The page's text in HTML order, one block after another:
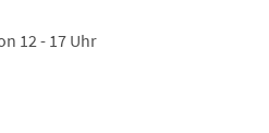
12 - 17 Uhr